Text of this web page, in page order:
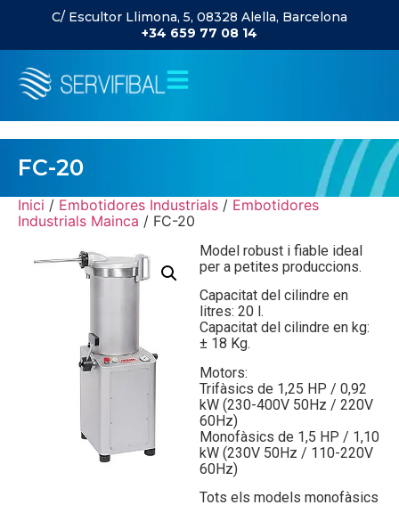
C/ Escultor Llimona, 5, 08328 Alella, Barcelona
+34 659 77 08 14
FC-20
Inici / Embotidores Industrials / Embotidores
Industrials Mainca / FC-20
Model robust i fiable ideal
per a petites produccions.
Capacitat del cilindre en
litres: 20 l.
Capacitat del cilindre en kg:
± 18 Kg.
Motors:
Trifàsics de 1,25 HP / 0,92
kW (230-400V 50Hz / 220V
60Hz)
Monofàsics de 1,5 HP / 1,10
kW (230V 50Hz / 110-220V
60Hz)
Tots els models monofàsics